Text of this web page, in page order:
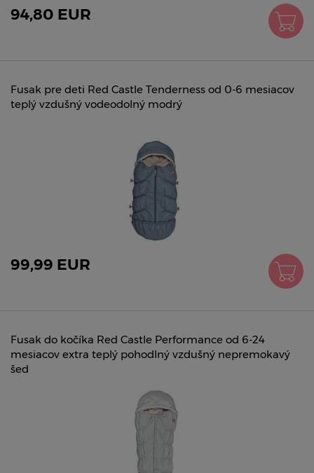
94,80 EUR
Fusak pre deti Red Castle Tenderness od 0-6 mesiacov
teplý vzdušný vodeodolný modrý
99,99 EUR
Fusak do kočíka Red Castle Performance od 6-24
mesiacov extra teplý pohodlný vzdušný nepremokavý
šed